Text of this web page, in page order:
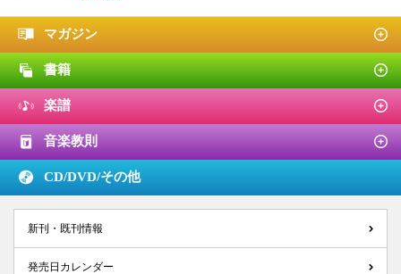
マガジン
書籍
楽譜
音楽教則
CD/DVD/その他
新刊・既刊情報
発売日カレンダー